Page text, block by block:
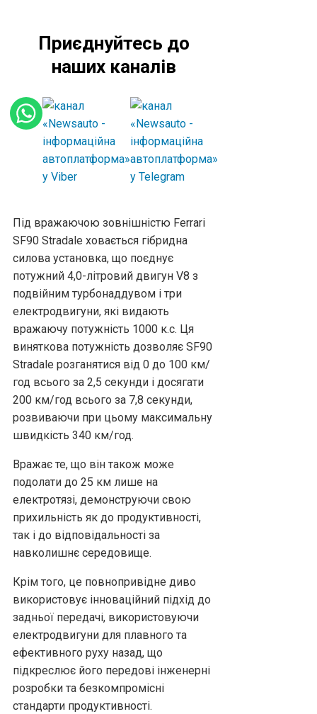
Приєднуйтесь до
наших каналів
Під вражаючою зовнішністю Ferrari
SF90 Stradale ховається гібридна
силова установка, що поєднує
потужний 4,0-літровий двигун V8 з
подвійним турбонаддувом і три
електродвигуни, які видають
вражаючу потужність 1000 к.с. Ця
виняткова потужність дозволяє SF90
Stradale розганятися від 0 до 100 км/
год всього за 2,5 секунди і досягати
200 км/год всього за 7,8 секунди,
розвиваючи при цьому максимальну
швидкість 340 км/год.
Вражає те, що він також може
подолати до 25 км лише на
електротязі, демонструючи свою
прихильність як до продуктивності,
так і до відповідальності за
навколишнє середовище.
Крім того, це повнопривідне диво
використовує інноваційний підхід до
задньої передачі, використовуючи
електродвигуни для плавного та
ефективного руху назад, що
підкреслює його передові інженерні
розробки та безкомпромісні
стандарти продуктивності.